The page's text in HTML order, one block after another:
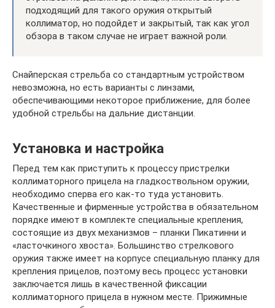
подходящий для такого оружия открытый
коллиматор, но подойдет и закрытый, так как угол
обзора в таком случае не играет важной роли.
Снайперская стрельба со стандартным устройством
невозможна, но есть варианты с линзами,
обеспечивающими некоторое приближение, для более
удобной стрельбы на дальние дистанции.
Установка и настройка
Перед тем как приступить к процессу пристрелки
коллиматорного прицела на гладкоствольном оружии,
необходимо сперва его как-то туда установить.
Качественные и фирменные устройства в обязательном
порядке имеют в комплекте специальные крепления,
состоящие из двух механизмов – планки Пикатинни и
«ласточкиного хвоста». Большинство стрелкового
оружия также имеет на корпусе специальную планку для
крепления прицелов, поэтому весь процесс установки
заключается лишь в качественной фиксации
коллиматорного прицела в нужном месте. Прижимные